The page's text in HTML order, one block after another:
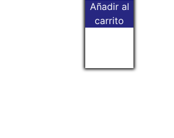
Añadir al
carrito